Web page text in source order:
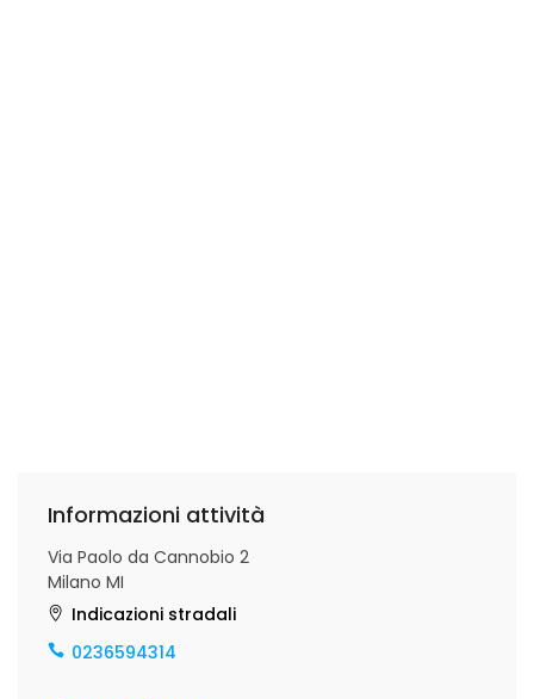
Informazioni attività
Via Paolo da Cannobio 2
Milano MI
Indicazioni stradali
0236594314